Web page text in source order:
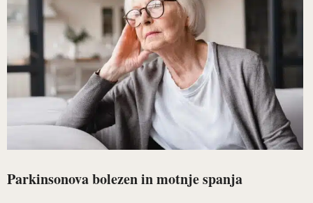
Parkinsonova bolezen in motnje spanja